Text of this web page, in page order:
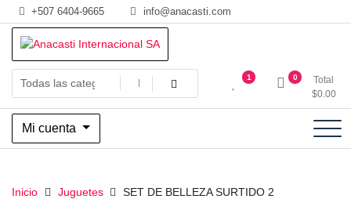
Saltar
al
contenido
+507 6404-9665 info@anacasti.com
Anacasti Internacional SA
Ventas de productos al por mayor de flores y plantas. juguetes,
navidad, religioso y adornos
1 0
Total
$0.00
Mi cuenta
Inicio Juguetes
SET DE BELLEZA SURTIDO 2